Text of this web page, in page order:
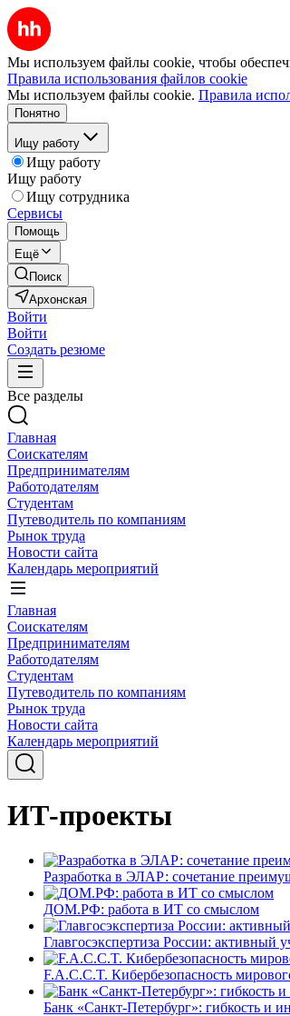
Мы используем файлы cookie, чтобы
Правила использования файлов cookie
Мы используем файлы cookie. Правила
Понятно
Ищу работу
Ищу работу
Ищу работу
Ищу сотрудника
Сервисы
Помощь
Ещё
Поиск
Архонская
Войти
Войти
Создать резюме
Все разделы
Главная
Соискателям
Предпринимателям
Работодателям
Студентам
Путеводитель по компаниям
Рынок труда
Новости сайта
Календарь мероприятий
Главная
Соискателям
Предпринимателям
Работодателям
Студентам
Путеводитель по компаниям
Рынок труда
Новости сайта
Календарь мероприятий
ИТ-проекты
Разработка в ЭЛАР: сочетание
ДОМ.РФ: работа в ИТ со смыслом
Главгосэкспертиза России: активный
F.A.C.C.T. Кибербезопасность
Банк «Санкт-Петербург»: гибкость и